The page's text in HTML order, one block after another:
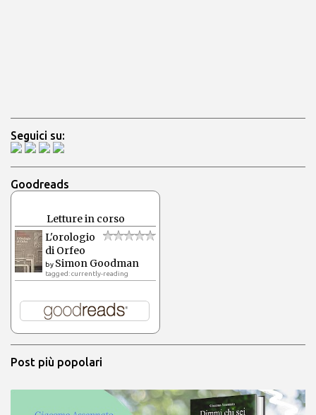
Seguici su:
Goodreads
Letture in corso
L'orologio
di Orfeo
by Simon Goodman
tagged: currently-reading
Post più popolari